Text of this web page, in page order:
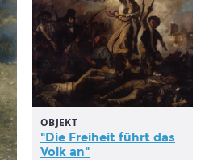
OBJEKT
"Die Freiheit führt das
Volk an"